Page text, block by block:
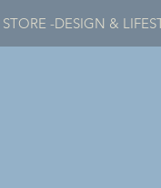
-DESIGN &